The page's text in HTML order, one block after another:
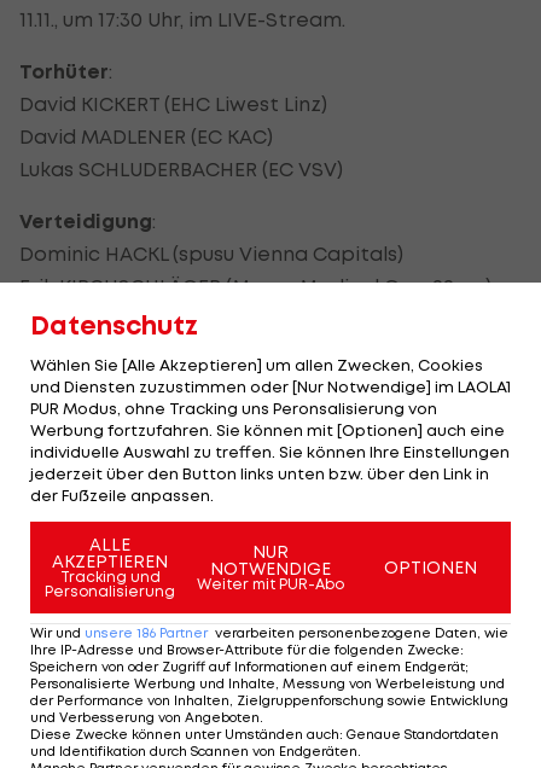
11.11., um 17:30 Uhr, im LIVE-Stream.
Torhüter:
David KICKERT (EHC Liwest Linz)
David MADLENER (EC KAC)
Lukas SCHLUDERBACHER (EC VSV)
Verteidigung:
Dominic HACKL (spusu Vienna Capitals)
Erik KIRCHSCHLÄGER (Moser Medical Graz99ers)
Philipp LINDNER (HC TWK Innsbruck)
Julian PAYR (HC Davos)
Patrick PETER (spusu Vienna Capitals)
Thomas VALLANT (EC Bregenzerwald)
Steven STRONG (EC KAC)
Bernd WOLF (EC VSV)
Angriff:
Marco BRUCKER (EHC Liwest Linz)
Manuel GANAHL (Pelicans Lahti)
Benjamin BAUMGARTNER (HC Davos)
Lukas HAUDUM (IK Pantern)
Fabio HOFER (HC Ambri-Piotta)
Datenschutz
Wählen Sie [Alle Akzeptieren] um allen Zwecken, Cookies
und Diensten zuzustimmen oder [Nur Notwendige] im LAOLA1
PUR Modus, ohne Tracking uns Peronsalisierung von
Werbung fortzufahren. Sie können mit [Optionen] auch eine
individuelle Auswahl zu treffen. Sie können Ihre Einstellungen
jederzeit über den Button links unten bzw. über den Link in
der Fußzeile anpassen.
ALLE
AKZEPTIEREN
Tracking und
Personalisierung
NUR
NOTWENDIGE
Weiter mit PUR-Abo
OPTIONEN
Wir und unsere 186 Partner verarbeiten personenbezogene Daten, wie
Ihre IP-Adresse und Browser-Attribute für die folgenden Zwecke:
Speichern von oder Zugriff auf Informationen auf einem Endgerät;
Personalisierte Werbung und Inhalte, Messung von Werbeleistung und
der Performance von Inhalten, Zielgruppenforschung sowie Entwicklung
und Verbesserung von Angeboten
Diese Zwecke können unter Umständen auch: Genaue Standortdaten
und Identifikation durch Scannen von Endgeräten